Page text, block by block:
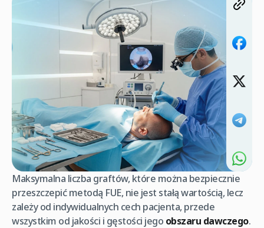
Maksymalna liczba graftów, które można bezpiecznie
przeszczepić metodą FUE, nie jest stałą wartością, lecz
zależy od indywidualnych cech pacjenta, przede
wszystkim od jakości i gęstości jego obszaru dawczego.